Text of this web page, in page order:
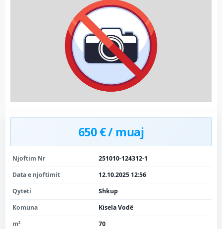
650 € / muaj
Njoftim Nr
251010-124312-1
Data e njoftimit
12.10.2025 12:56
Qyteti
Shkup
Komuna
Kisela Vodë
m²
70